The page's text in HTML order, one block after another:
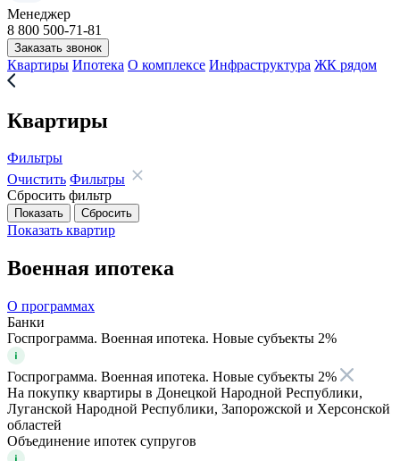
Менеджер
8 800 500-71-81
Заказать звонок
Квартиры Ипотека О комплексе Инфраструктура ЖК рядом
Квартиры
Фильтры
Очистить Фильтры
Сбросить фильтр
Показать квартир
Военная ипотека
О программах
Банки
Госпрограмма. Военная ипотека. Новые субъекты 2%
Госпрограмма. Военная ипотека. Новые субъекты 2%
На покупку квартиры в Донецкой Народной Республики,
Луганской Народной Республики, Запорожской и Херсонской
областей
Объединение ипотек супругов